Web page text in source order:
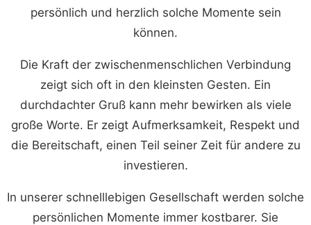
persönlich und herzlich solche Momente sein
können.
Die Kraft der zwischenmenschlichen Verbindung
zeigt sich oft in den kleinsten Gesten. Ein
durchdachter Gruß kann mehr bewirken als viele
große Worte. Er zeigt Aufmerksamkeit, Respekt und
die Bereitschaft, einen Teil seiner Zeit für andere zu
investieren.
In unserer schnelllebigen Gesellschaft werden solche
persönlichen Momente immer kostbarer. Sie